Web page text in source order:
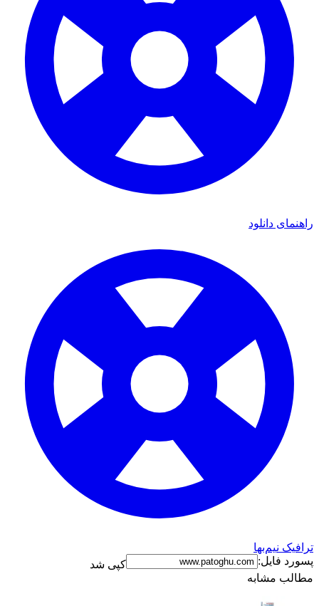
راهنمای دانلود
ترافیک نیم‌بها
پسورد فایل:
کپی شد
مطالب مشابه